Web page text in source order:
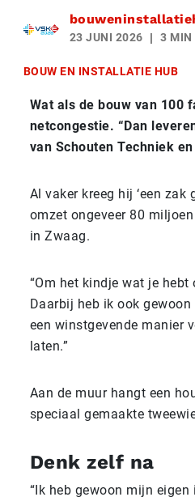
23 JUNI 2026 3 MIN
BOUW EN INSTALLATIE HUB
Wat als de bouw van 100
netcongestie. “Dan
van Schouten Techniek
Al vaker kreeg hij ‘een zak
omzet ongeveer 80
in Zwaag.
“Om het kindje wat je
Daarbij heb ik ook
een winstgevende manier
laten.”
Aan de muur hangt een
speciaal gemaakte
Denk zelf na
“Ik heb gewoon mijn